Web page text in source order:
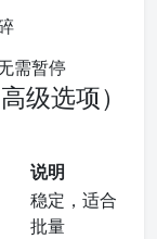
需暂停
级选项）
说明
稳定，适合
批量